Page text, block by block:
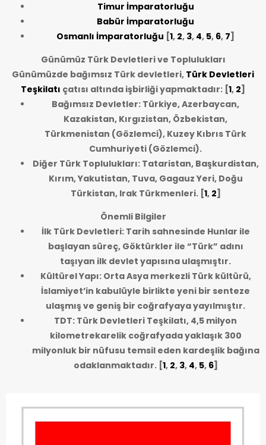
Timur İmparatorluğu
Babür İmparatorluğu
Osmanlı İmparatorluğu [1, 2, 3, 4, 5, 6, 7]
Günümüz Türk Devletleri ve Toplulukları
Günümüzde bağımsız Türk devletleri, Türk Devletleri
Teşkilatı çatısı altında işbirliği yapmaktadır: [1, 2]
Bağımsız Devletler: Türkiye, Azerbaycan,
Kazakistan, Kırgızistan, Özbekistan,
Türkmenistan (Gözlemci), Kuzey Kıbrıs Türk
Cumhuriyeti (Gözlemci).
Diğer Türk Toplulukları: Tataristan, Başkurdistan,
Kırım, Yakutistan, Tuva, Gagauz Yeri, Doğu
Türkistan, Irak Türkmenleri.[1, 2]
Önemli Bilgiler
İlk Türk Devletleri: Tarih sahnesinde Hunlar ile
başlayan süreç, Göktürkler ile “Türk” adını
taşıyan ilk devlet yapısına ulaşmıştır.
Kültürel Yapı: Orta Asya merkezli Türk kültürü,
İslamiyet’in kabulüyle birlikte yeni bir senteze
ulaşmış ve geniş bir coğrafyaya yayılmıştır.
TDT: Türk Devletleri Teşkilatı, 4,5 milyon
kilometrekarelik coğrafyada yaklaşık 300
milyonluk bir nüfusu temsil eden kardeşlik bağına
odaklanmaktadır.[1, 2, 3, 4, 5, 6]